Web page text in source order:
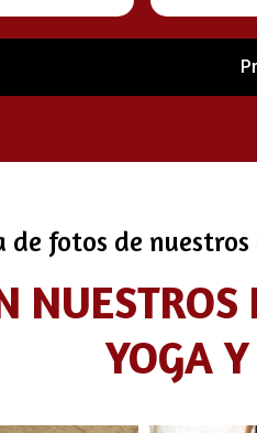
de fotos de
NUESTROS
YOGA